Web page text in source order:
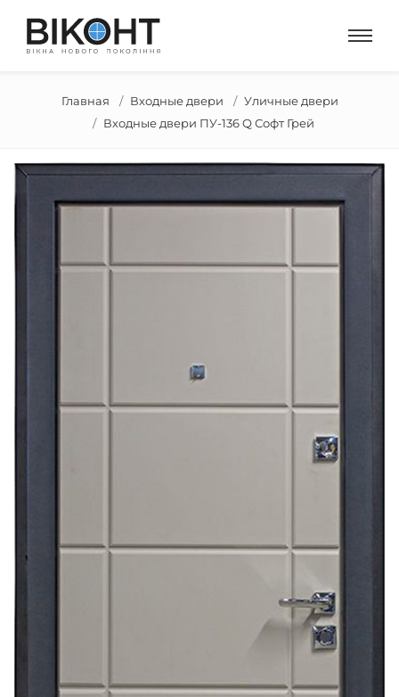
Главная Входные двери
Уличные двери
Входные двери ПУ-136 Q Софт Грей